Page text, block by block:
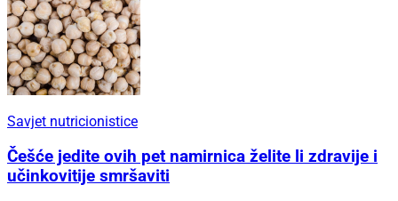
Savjet nutricionistice
Češće jedite ovih pet namirnica želite li zdravije i
učinkovitije smršaviti